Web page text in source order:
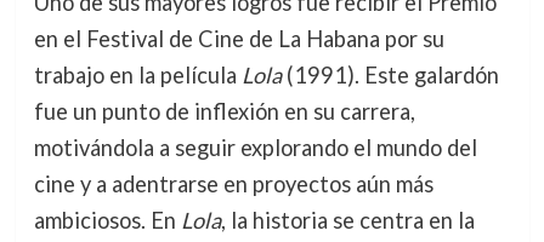
en el Festival de Cine de La Habana por su
trabajo en la película Lola(1991). Este galardón
fue un punto de inflexión en su carrera,
motivándola a seguir explorando el mundo del
cine y a adentrarse en proyectos aún más
ambiciosos. En Lola, la historia se centra en la